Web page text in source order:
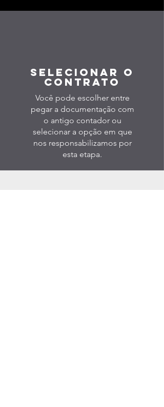
sELECIONAR O
CONTRATO
Você pode escolher entre
pegar a documentação com
o antigo contador ou
selecionar a opção em que
nos responsabilizamos por
esta etapa.